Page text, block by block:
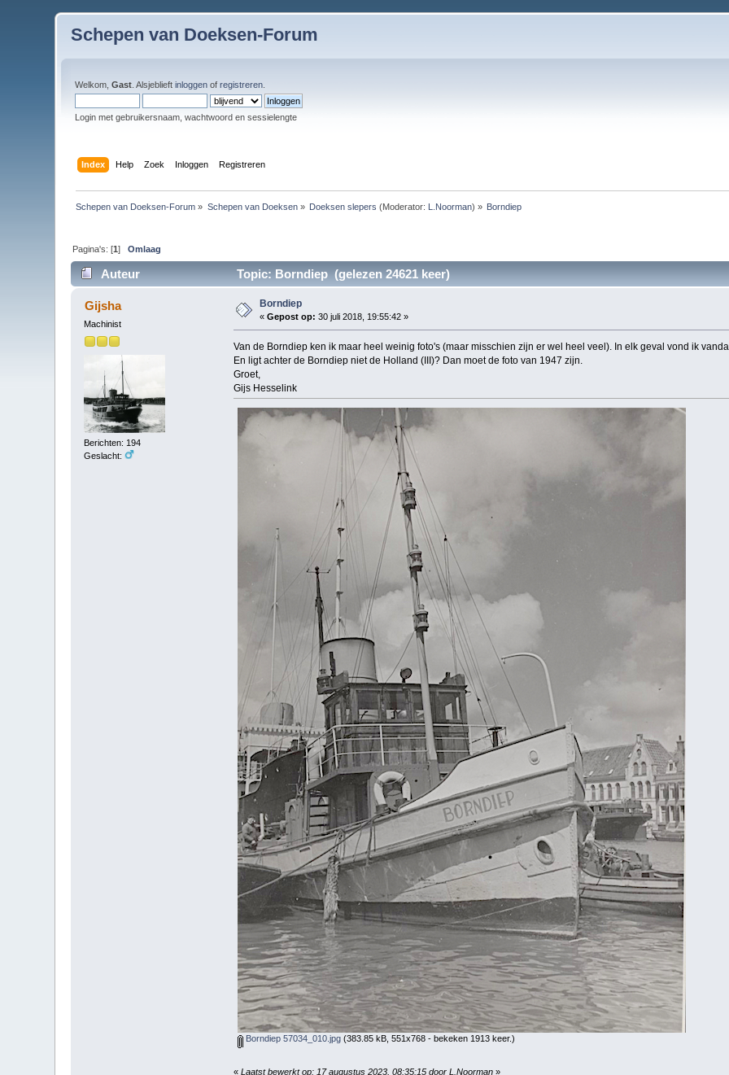
Schepen van Doeksen-Forum
Welkom,Gast . Alsjeblieftinloggen ofregistreren
Login met gebruikersnaam, wachtwoord en sessielengte
Index Help Zoek Inloggen Registreren
Schepen van Doeksen-Forum » Schepen van Doeksen» Doeksen slepers (Moderator: L.Noorman) » Borndiep
Pagina's: [1]Omlaag
Auteur Topic: Borndiep (gelezen 24621 keer)
Gijsha
Machinist
Berichten: 194
Geslacht:
Borndiep
«Gepost op: 30 juli 2018, 19:55:42 »
Van de Borndiep ken ik maar heel weinig foto's (maar misschien zijn er wel heel veel). In elk geval vond ik
En ligt achter de Borndiep niet de Holland (III)? Dan moet de foto van 1947 zijn.
Groet,
Gijs Hesselink
Borndiep 57034_010.jpg (383.85 kB, 551x768 - bekeken 1913 keer.)
« Laatst bewerkt op: 17 augustus 2023, 08:35:15 door L.Noorman»